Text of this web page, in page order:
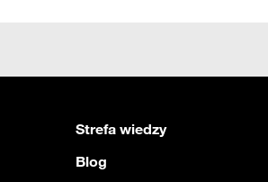
Strefa wiedzy
Blog